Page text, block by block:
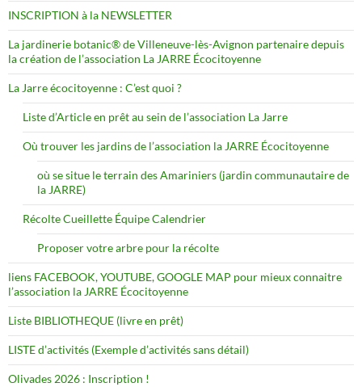
INSCRIPTION à la NEWSLETTER
La jardinerie botanic® de Villeneuve-lès-Avignon partenaire depuis
la création de l’association La JARRE Écocitoyenne
La Jarre écocitoyenne : C’est quoi ?
Liste d’Article en prêt au sein de l’association La Jarre
Où trouver les jardins de l’association la JARRE Écocitoyenne
où se situe le terrain des Amariniers (jardin communautaire de
la JARRE)
Récolte Cueillette Équipe Calendrier
Proposer votre arbre pour la récolte
liens FACEBOOK, YOUTUBE, GOOGLE MAP pour mieux connaitre
l’association la JARRE Écocitoyenne
Liste BIBLIOTHEQUE (livre en prêt)
LISTE d’activités (Exemple d’activités sans détail)
Olivades 2026 : Inscription !